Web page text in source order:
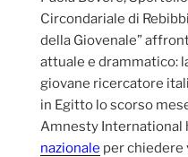
Circondariale di
della Giovenale”
attuale e drammatico:
giovane ricercatore
in Egitto lo scorso
Amnesty International
nazionale per chiedere